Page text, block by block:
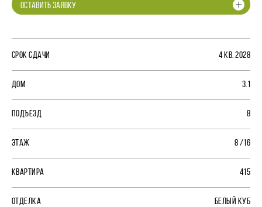
ОСТАВИТЬ ЗАЯВКУ
СРОК СДАЧИ 4 КВ. 2028
ДОМ 3.1
ПОДЪЕЗД 8
ЭТАЖ 8 /16
КВАРТИРА 415
ОТДЕЛКА БЕЛЫЙ КУБ